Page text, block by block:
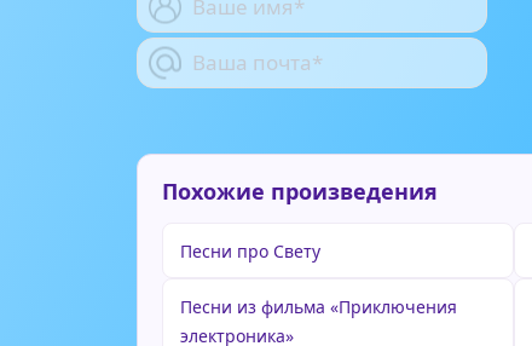
Похожие произведения
Песни про Свету
Песни из фильма «Приключения
электроника»